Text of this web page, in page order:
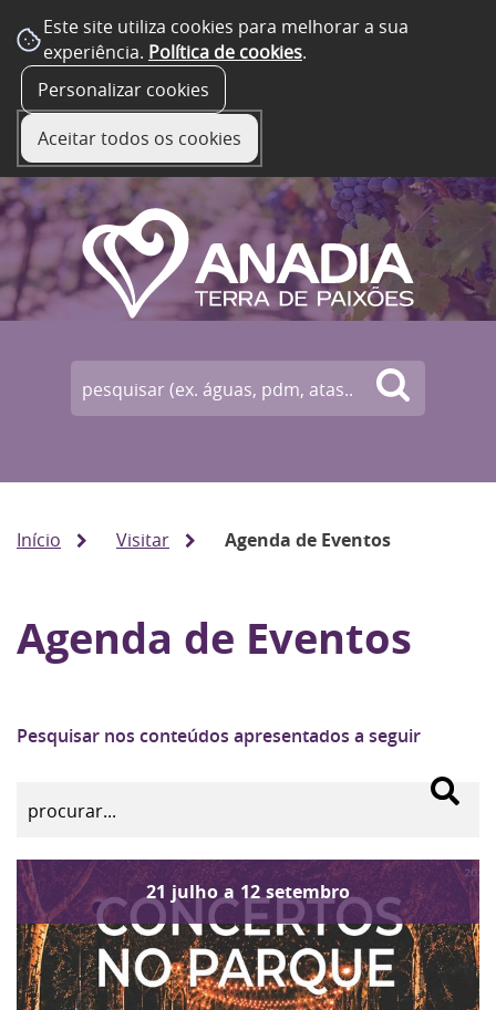
Este site utiliza cookies para melhorar a sua
experiência. Política de cookies.
Personalizar cookies
Aceitar todos os cookies
Início Visitar Agenda de Eventos
Agenda de Eventos
Pesquisar nos conteúdos apresentados a seguir
21 julho a 12 setembro